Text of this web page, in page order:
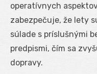
operatívnych
zabezpečuje, že lety
súlade s príslušnými
predpismi, čím sa
dopravy.